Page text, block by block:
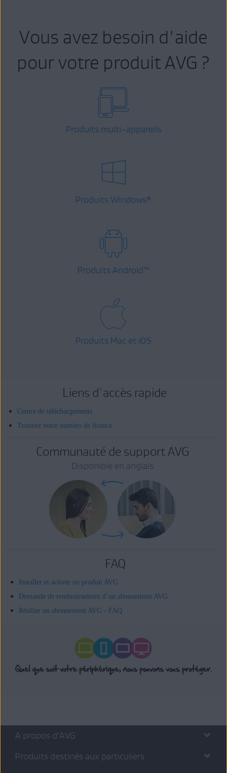
Vous avez besoin d'aide
pour votre produit AVG ?
Produits multi-appareils
Produits Windows®
Produits Android™
Produits Mac et iOS
Liens d'accès rapide
Centre de téléchargements
Trouvez votre numéro de licence
Communauté de support AVG
Disponible en anglais
FAQ
Installer et activer un produit AVG
Demande de remboursement d’un abonnement AVG
Résilier un abonnement AVG - FAQ
A propos d’AVG
Produits destinés aux particuliers